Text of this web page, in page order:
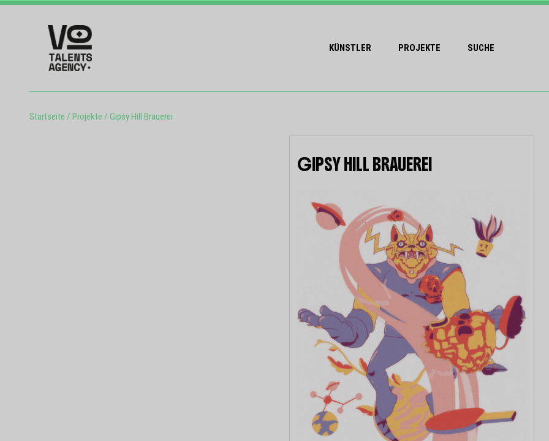
KÜNSTLER PROJEKTE SUCHE
Startseite / Projekte / Gipsy Hill Brauerei
GIPSY HILL BRAUEREI